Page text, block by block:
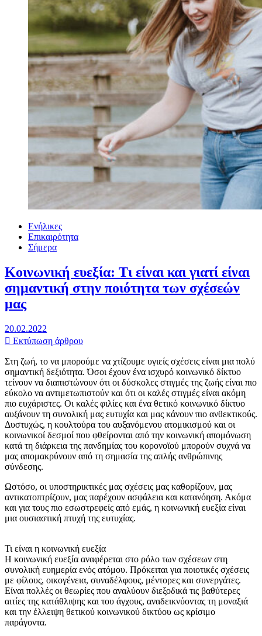
Ενήλικες
Επικαιρότητα
Σήμερα
Κοινωνική ευεξία: Τι είναι και γιατί είναι
σημαντική στην ποιότητα των σχέσεών
μας
20.02.2022
Εκτύπωση άρθρου
Στη ζωή, το να μπορούμε να χτίζουμε υγιείς σχέσεις είναι μια πολύ
σημαντική δεξιότητα. Όσοι έχουν ένα ισχυρό κοινωνικό δίκτυο
τείνουν να διαπιστώνουν ότι οι δύσκολες στιγμές της ζωής είναι πιο
εύκολο να αντιμετωπιστούν και ότι οι καλές στιγμές είναι ακόμη
πιο ευχάριστες. Οι καλές φιλίες και ένα θετικό κοινωνικό δίκτυο
αυξάνουν τη συνολική μας ευτυχία και μας κάνουν πιο ανθεκτικούς.
Δυστυχώς, η κουλτούρα του αυξανόμενου ατομικισμού και οι
κοινωνικοί δεσμοί που φθείρονται από την κοινωνική απομόνωση
κατά τη διάρκεια της πανδημίας του κορονοϊού μπορούν συχνά να
μας απομακρύνουν από τη σημασία της απλής ανθρώπινης
σύνδεσης.
Ωστόσο, οι υποστηρικτικές μας σχέσεις μας καθορίζουν, μας
αντικατοπτρίζουν, μας παρέχουν ασφάλεια και κατανόηση. Ακόμα
και για τους πιο εσωστρεφείς από εμάς, η κοινωνική ευεξία είναι
μια ουσιαστική πτυχή της ευτυχίας.
Τι είναι η κοινωνική ευεξία
Η κοινωνική ευεξία αναφέρεται στο ρόλο των σχέσεων στη
συνολική ευημερία ενός ατόμου. Πρόκειται για ποιοτικές σχέσεις
με φίλους, οικογένεια, συναδέλφους, μέντορες και συνεργάτες.
Είναι πολλές οι θεωρίες που αναλύουν διεξοδικά τις βαθύτερες
αιτίες της κατάθλιψης και του άγχους, αναδεικνύοντας τη μοναξιά
και την έλλειψη θετικού κοινωνικού δικτύου ως κρίσιμο
παράγοντα.